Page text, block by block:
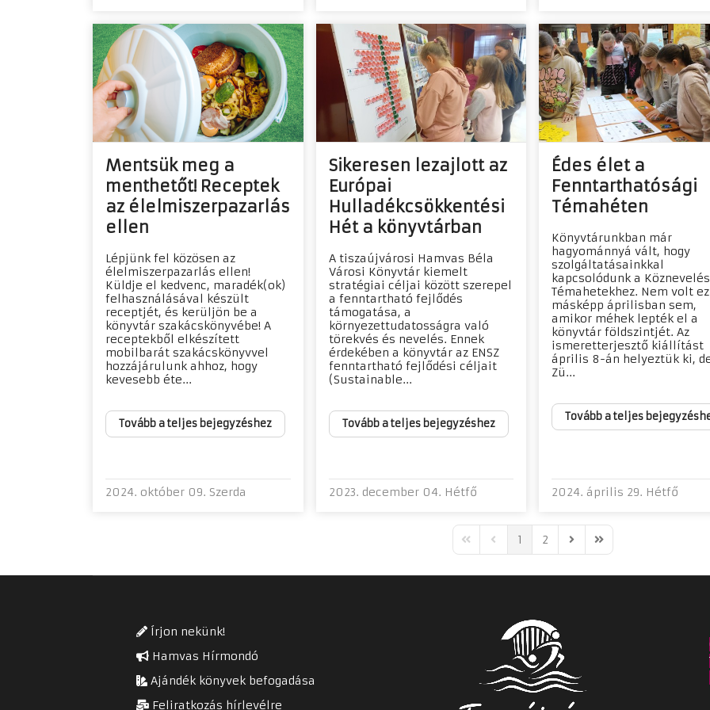
Mentsük meg a
menthetőt! Receptek
az élelmiszerpazarlás
ellen
Lépjünk fel közösen az
élelmiszerpazarlás ellen!
Küldje el kedvenc, maradék(ok)
felhasználásával készült
receptjét, és kerüljön be a
könyvtár szakácskönyvébe! A
receptekből elkészített
mobilbarát szakácskönyvvel
hozzájárulunk ahhoz, hogy
kevesebb éte...
Tovább a teljes bejegyzéshez
2024. október 09. Szerda
Sikeresen lezajlott az
Európai
Hulladékcsökkentési
Hét a könyvtárban
A tiszaújvárosi Hamvas Béla
Városi Könyvtár kiemelt
stratégiai céljai között szerepel
a fenntartható fejlődés
támogatása, a
környezettudatosságra való
törekvés és nevelés. Ennek
érdekében a könyvtár az ENSZ
fenntartható fejlődési céljait
(Sustainable...
Tovább a teljes bejegyzéshez
2023. december 04. Hétfő
Édes élet a
Fenntarthatósági
Témahéten
Könyvtárunkban már
hagyománnyá vált, hogy
szolgáltatásainkkal
kapcsolódunk a
Témahetekhez. Nem volt ez
másképp áprilisban sem,
amikor méhek lepték el a
könyvtár földszintjét. Az
ismeretterjesztő kiállítást
április 8-án helyeztük ki,
Zü...
Tovább a teljes
2024. április 29. Hétfő
First PagePrevious Page
1 2 Next PageLast Page
Írjon nekünk!
Hamvas Hírmondó
Ajándék könyvek befogadása
Feliratkozás hírlevélre